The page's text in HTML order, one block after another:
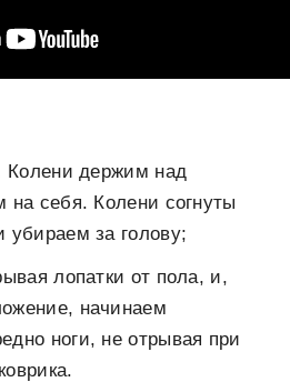
Колени держим над
на себя. Колени согнуты
убираем за голову;
лопатки от пола, и,
начинаем
ноги, не отрывая при